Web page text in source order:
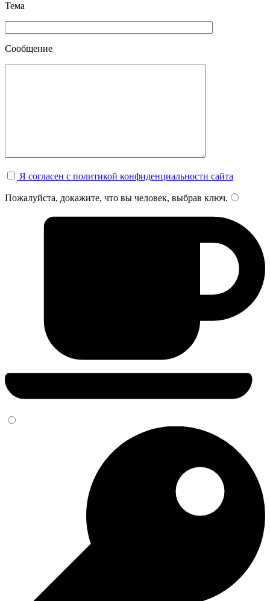
Тема
Сообщение
Я согласен с политикой конфиденциальности сайта
Пожалуйста, докажите, что вы человек, выбрав ключ.